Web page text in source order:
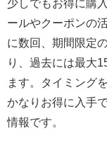
少しでもお得に購
ールやクーポンの
に数回、期間限定
り、過去には最大
ます。タイミング
かなりお得に入手
情報です。